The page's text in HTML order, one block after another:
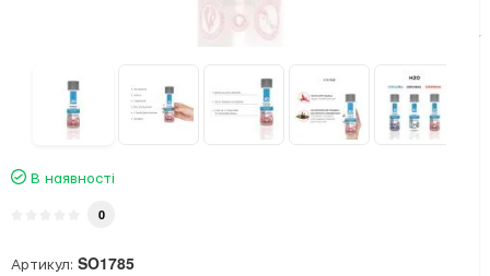
В наявності
0
Артикул: SO1785